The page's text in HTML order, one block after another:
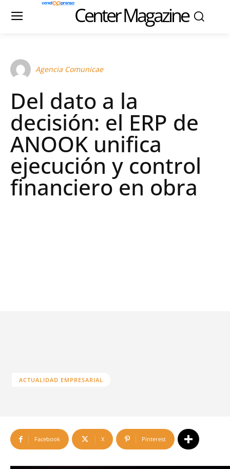
Center Magazine
Agencia Comunicae
Del dato a la
decisión: el ERP de
ANOOK unifica
ejecución y control
financiero en obra
ACTUALIDAD EMPRESARIAL
Facebook X Pinterest